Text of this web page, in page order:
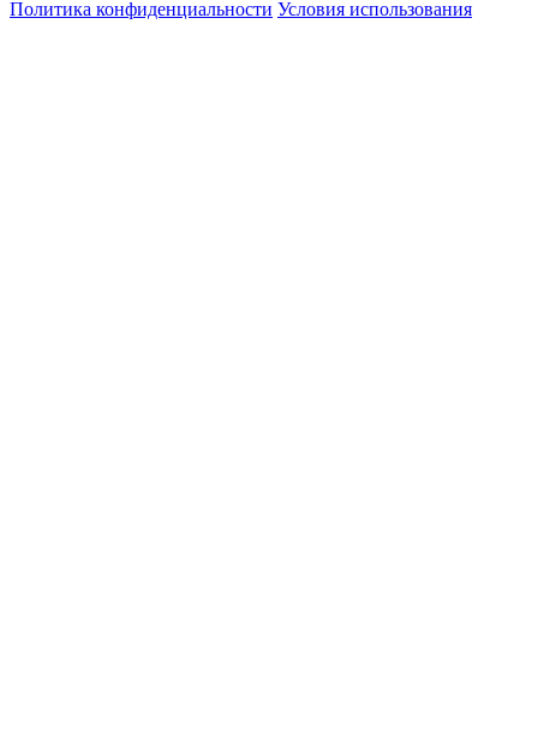
Политика конфиденциальности Условия использования